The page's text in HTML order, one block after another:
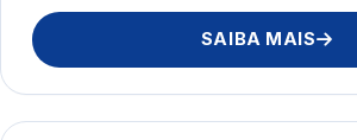
SAIBA MAIS